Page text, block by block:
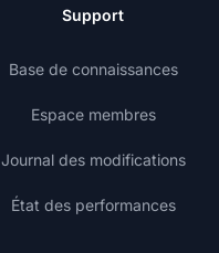
Support
Base de connaissances
Espace membres
Journal des modifications
État des performances